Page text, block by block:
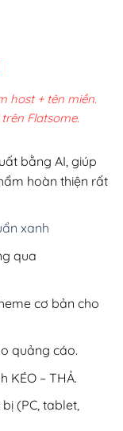
Giá
hiện
tại
200,000₫.
host + tên miền.
Flatsome.
bằng AI, giúp
hoàn thiện rất
xanh
qua
cơ bản cho
quảng cáo.
KÉO – THẢ.
(PC, tablet,